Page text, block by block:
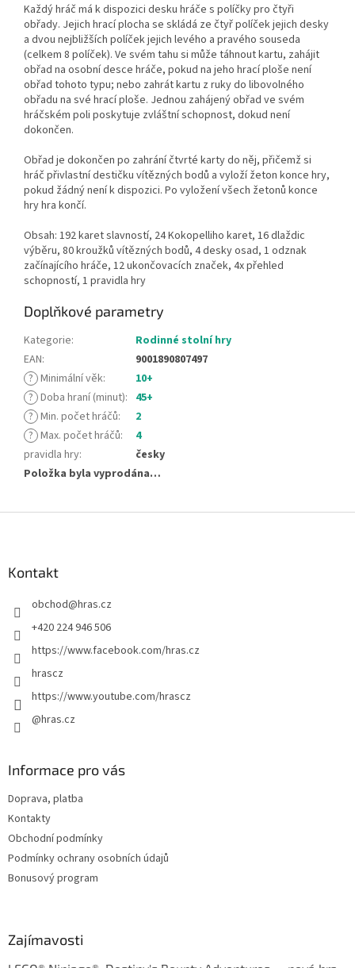
Každý hráč má k dispozici desku hráče s políčky pro čtyři
obřady. Jejich hrací plocha se skládá ze čtyř políček jejich desky
a dvou nejbližších políček jejich levého a pravého souseda
(celkem 8 políček). Ve svém tahu si může táhnout kartu, zahájit
obřad na osobní desce hráče, pokud na jeho hrací ploše není
obřad tohoto typu; nebo zahrát kartu z ruky do libovolného
obřadu na své hrací ploše. Jednou zahájený obřad ve svém
hráčském poli poskytuje zvláštní schopnost, dokud není
dokončen.
Obřad je dokončen po zahrání čtvrté karty do něj, přičemž si
hráč přivlastní destičku vítězných bodů a vyloží žeton konce hry,
pokud žádný není k dispozici. Po vyložení všech žetonů konce
hry hra končí.
Obsah: 192 karet slavností, 24 Kokopelliho karet, 16 dlaždic
výběru, 80 kroužků vítězných bodů, 4 desky osad, 1 odznak
začínajícího hráče, 12 ukončovacích značek, 4x přehled
schopností, 1 pravidla hry
Doplňkové parametry
Kategorie:
Rodinné stolní hry
EAN:
9001890807497
? Minimální věk:
10+
? Doba hraní (minut): 45+
? Min. počet hráčů:
2
? Max. počet hráčů:
4
pravidla hry:
česky
Položka byla vyprodána…
Kontakt
obchod@hras.cz
+420 224 946 506
https://www.facebook.com/hras.cz
hrascz
https://www.youtube.com/hrascz
@hras.cz
Informace pro vás
Doprava, platba
Kontakty
Obchodní podmínky
Podmínky ochrany osobních údajů
Bonusový program
Zajímavosti